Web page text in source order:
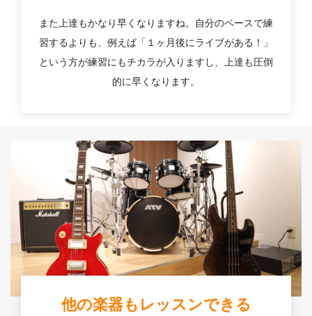
また上達もかなり早くなりますね。自分のペースで練
習するよりも、例えば「１ヶ月後にライブがある！」
という方が練習にもチカラが入りますし、上達も圧倒
的に早くなります。
他の楽器もレッスンできる